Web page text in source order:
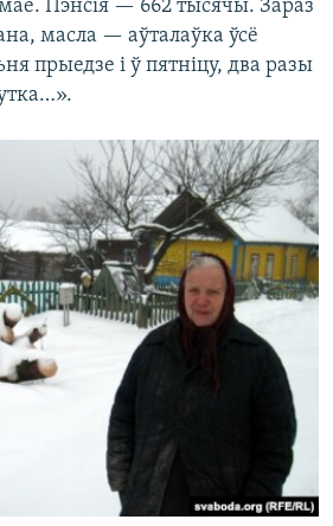
Пэнсія — 662 тысячы. Зараз
масла — аўталаўка ўсё
прыедзе і ў пятніцу, два разы